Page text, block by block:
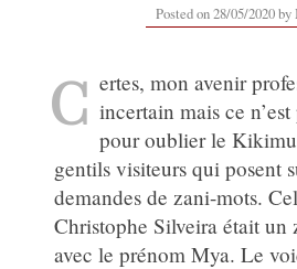
Posted on28/05/202028/
by
C ertes, mon avenir
incertain mais ce
pour oublier le
gentils visiteurs qui posent
demandes de zani-mots.
Christophe Silveira était un
avec le prénom Mya. Le